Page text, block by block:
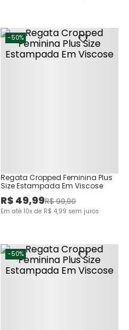
-50%
Regata Cropped Feminina Plus
Size Estampada Em Viscose
R$49,99R$99,90
Em até 10x de R$ 4,99 sem juros
-50%